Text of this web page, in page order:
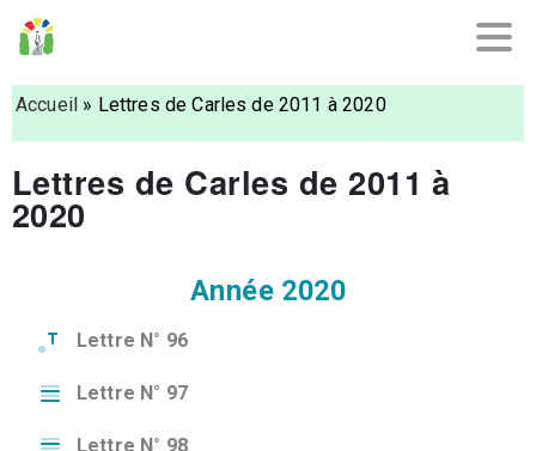
Accueil » Lettres de Carles de 2011 à 2020
Lettres de Carles de 2011 à
2020
Année 2020
Lettre N° 96
Lettre N° 97
Lettre N° 98